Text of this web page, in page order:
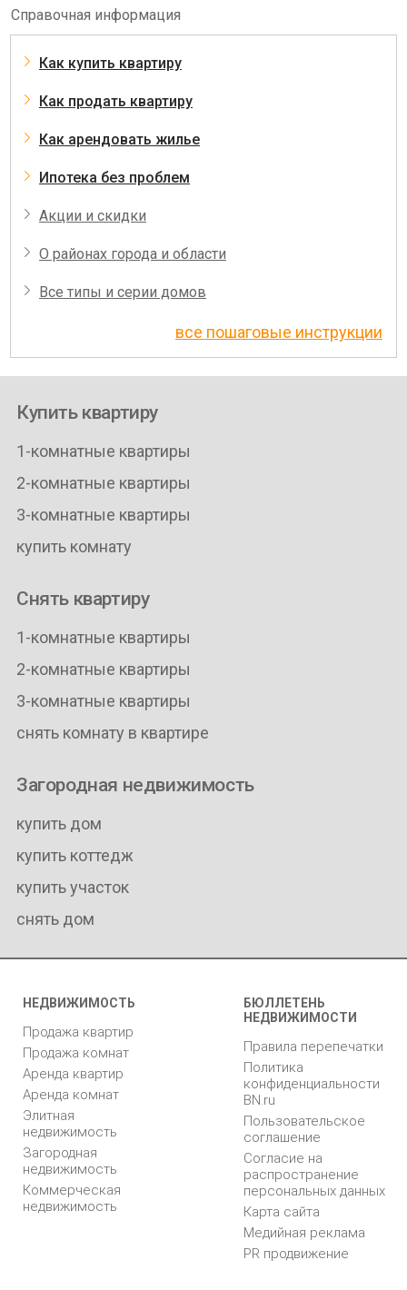
Справочная информация
Как купить квартиру
Как продать квартиру
Как арендовать жилье
Ипотека без проблем
Акции и скидки
О районах города и области
Все типы и серии домов
все пошаговые инструкции
Купить квартиру
1-комнатные квартиры
2-комнатные квартиры
3-комнатные квартиры
купить комнату
Снять квартиру
1-комнатные квартиры
2-комнатные квартиры
3-комнатные квартиры
снять комнату в квартире
Загородная недвижимость
купить дом
купить коттедж
купить участок
снять дом
НЕДВИЖИМОСТЬ
Продажа квартир
Продажа комнат
Аренда квартир
Аренда комнат
Элитная
недвижимость
Загородная
недвижимость
Коммерческая
недвижимость
БЮЛЛЕТЕНЬ
НЕДВИЖИМОСТИ
Правила перепечатки
Политика
конфиденциальности
BN.ru
Пользовательское
соглашение
Согласие на
распространение
персональных данных
Карта сайта
Медийная реклама
PR продвижение